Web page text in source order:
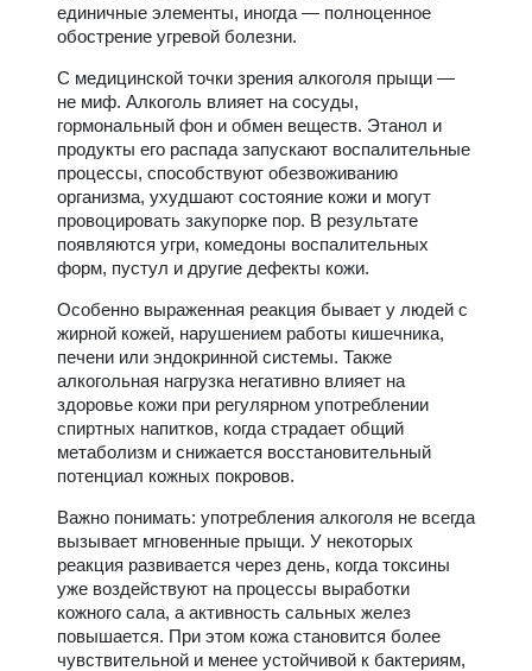
единичные элементы, иногда — полноценное
обострение угревой болезни.
С медицинской точки зрения алкоголя прыщи —
не миф. Алкоголь влияет на сосуды,
гормональный фон и обмен веществ. Этанол и
продукты его распада запускают воспалительные
процессы, способствуют обезвоживанию
организма, ухудшают состояние кожи и могут
провоцировать закупорке пор. В результате
появляются угри, комедоны воспалительных
форм, пустул и другие дефекты кожи.
Особенно выраженная реакция бывает у людей с
жирной кожей, нарушением работы кишечника,
печени или эндокринной системы. Также
алкогольная нагрузка негативно влияет на
здоровье кожи при регулярном употреблении
спиртных напитков, когда страдает общий
метаболизм и снижается восстановительный
потенциал кожных покровов.
Важно понимать: употребления алкоголя не всегда
вызывает мгновенные прыщи. У некоторых
реакция развивается через день, когда токсины
уже воздействуют на процессы выработки
кожного сала, а активность сальных желез
повышается. При этом кожа становится более
чувствительной и менее устойчивой к бактериям,